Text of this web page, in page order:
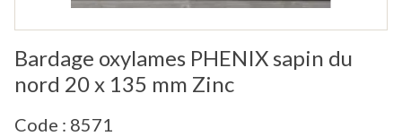
Bardage oxylames PHENIX sapin du
nord 20 x 135 mm Zinc
Code : 8571